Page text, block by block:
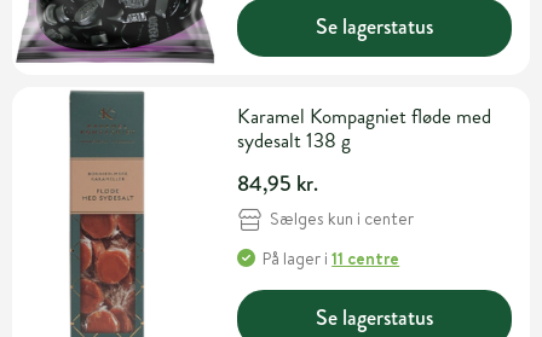
Se lagerstatus
Karamel Kompagniet fløde med
sydesalt 138 g
84,95 kr.
Sælges kun i center
På lager i11 centre
Se lagerstatus